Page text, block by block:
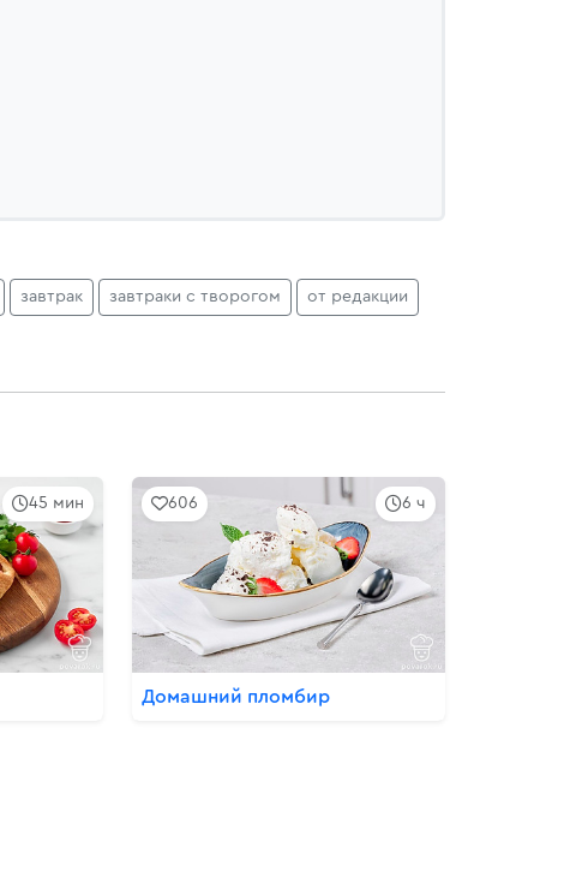
завтрак завтраки с творогом от редакции
45 мин 6 ч
606
Домашний пломбир